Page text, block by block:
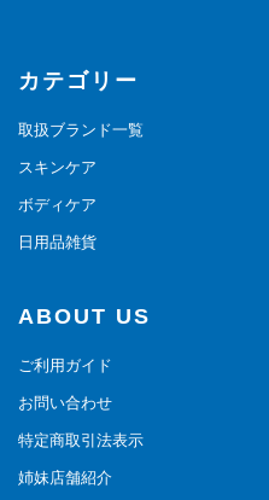
カテゴリー
取扱ブランド一覧
スキンケア
ボディケア
日用品雑貨
ABOUT US
ご利用ガイド
お問い合わせ
特定商取引法表示
姉妹店舗紹介